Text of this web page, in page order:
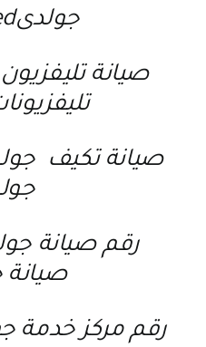
جولدىledصيانة
صيانة
صيانة تكيف
رقم صيانة
صيانة
رقم مركز خدمة